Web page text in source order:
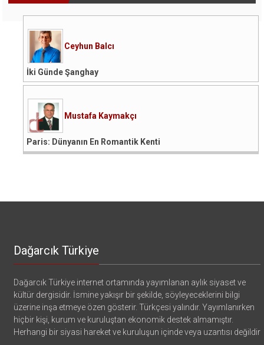
Ceyhun Balcı
İki Günde Şanghay
Mustafa Kaymakçı
Paris: Dünyanın En Romantik Kenti
Dağarcık Türkiye
Dağarcık Türkiye internet ortamında yayımlanan aylık siyaset ve
kültür dergisidir. İsmine yakışır bir şekilde, söyleyeceklerini bilgi
üzerine inşa etmeye özen gösterir. Türkçesi yalındır. Yayımlanırken
hiçbir kişi, kurum ve kuruluştan ekonomik destek almamıştır.
Herhangi bir siyasi hareket ve kuruluşun içinde veya uzantısı değildir